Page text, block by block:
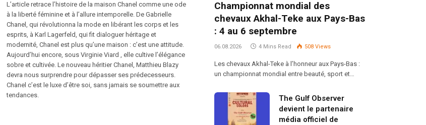
L’article retrace l’histoire de la maison Chanel comme une ode
à la liberté féminine et à l’allure intemporelle. De Gabrielle
Chanel, qui révolutionna la mode en libérant les corps et les
esprits, à Karl Lagerfeld, qui fit dialoguer héritage et
modernité, Chanel est plus qu’une maison : c’est une attitude.
Aujourd’hui encore, sous Virginie Viard , elle cultive l’élégance
sobre et cultivée. Le nouveau héritier Chanel, Matthieu Blazy
devra nous surprendre pour dépasser ses prédecesseurs.
Chanel c’est le luxe d’être soi, sans jamais se soumettre aux
tendances.
Championnat mondial des
chevaux Akhal-Teke aux Pays-Bas
: 4 au 6 septembre
06.08.2026 4 Mins Read 508 Views
Les chevaux Akhal-Teke à l’honneur aux Pays-Bas :
un championnat mondial entre beauté, sport et…
The Gulf Observer
devient le partenaire
média officiel de